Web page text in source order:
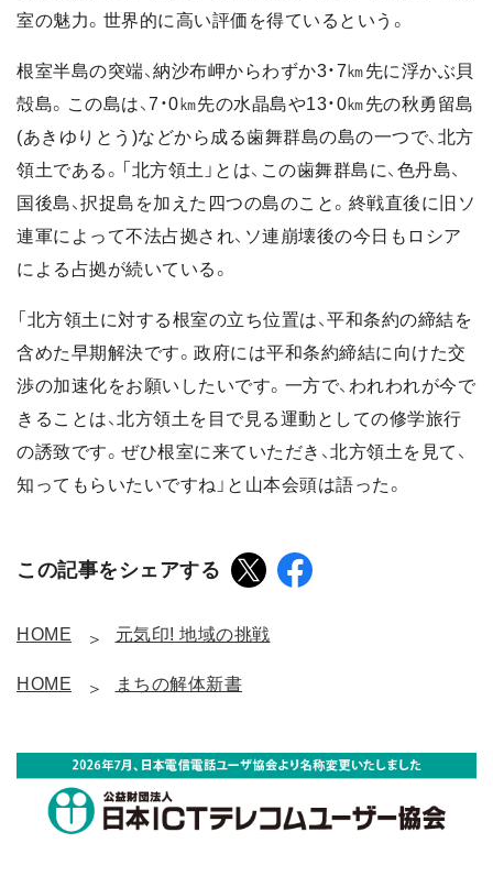
室の魅力。世界的に高い評価を得ているという。
根室半島の突端、納沙布岬からわずか3・7㎞先に浮かぶ貝
殻島。この島は、7・0㎞先の水晶島や13・0㎞先の秋勇留島
(あきゆりとう)などから成る歯舞群島の島の一つで、北方
領土である。「北方領土」とは、この歯舞群島に、色丹島、
国後島、択捉島を加えた四つの島のこと。終戦直後に旧ソ
連軍によって不法占拠され、ソ連崩壊後の今日もロシア
による占拠が続いている。
「北方領土に対する根室の立ち位置は、平和条約の締結を
含めた早期解決です。政府には平和条約締結に向けた交
渉の加速化をお願いしたいです。一方で、われわれが今で
きることは、北方領土を目で見る運動としての修学旅行
の誘致です。ぜひ根室に来ていただき、北方領土を見て、
知ってもらいたいですね」と山本会頭は語った。
この記事をシェアする
HOME 元気印! 地域の挑戦
HOME まちの解体新書